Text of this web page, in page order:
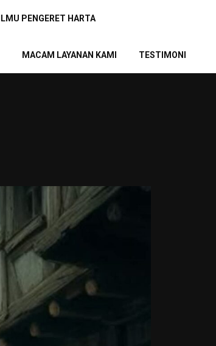
ILMU PENGERET HARTA
MACAM LAYANAN KAMI TESTIMONI